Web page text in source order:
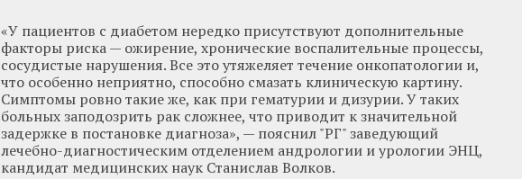
«У пациентов с диабетом нередко присутствуют дополнительные
факторы риска — ожирение, хронические воспалительные процессы,
сосудистые нарушения. Все это утяжеляет течение онкопатологии и,
что особенно неприятно, способно смазать клиническую картину.
Симптомы ровно такие же, как при гематурии и дизурии. У таких
больных заподозрить рак сложнее, что приводит к значительной
задержке в постановке диагноза», — пояснил "РГ" заведующий
лечебно-диагностическим отделением андрологии и урологии ЭНЦ,
кандидат медицинских наук Станислав Волков.